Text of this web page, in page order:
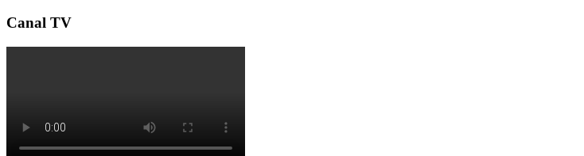
Canal TV